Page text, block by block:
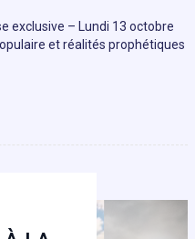
exclusive – Lundi 13 octobre
et réalités prophétiques